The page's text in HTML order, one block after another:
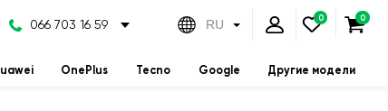
066 703 16 59 RU
OnePlus Tecno Google Другие модели